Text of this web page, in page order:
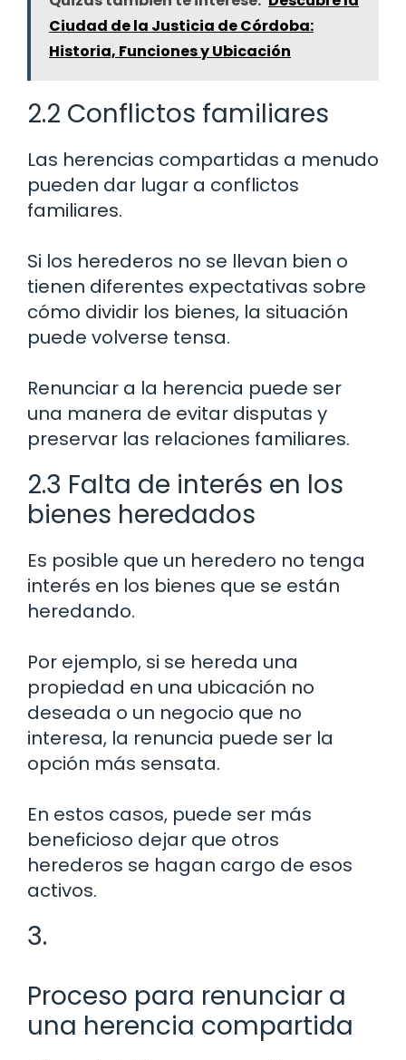
Ciudad de la Justicia de Córdoba:
Historia, Funciones y Ubicación
2.2 Conflictos familiares
Las herencias compartidas a menudo
pueden dar lugar a conflictos
familiares.
Si los herederos no se llevan bien o
tienen diferentes expectativas sobre
cómo dividir los bienes, la situación
puede volverse tensa.
Renunciar a la herencia puede ser
una manera de evitar disputas y
preservar las relaciones familiares.
2.3 Falta de interés en los
bienes heredados
Es posible que un heredero no tenga
interés en los bienes que se están
heredando.
Por ejemplo, si se hereda una
propiedad en una ubicación no
deseada o un negocio que no
interesa, la renuncia puede ser la
opción más sensata.
En estos casos, puede ser más
beneficioso dejar que otros
herederos se hagan cargo de esos
activos.
3.
Proceso para renunciar a
una herencia compartida